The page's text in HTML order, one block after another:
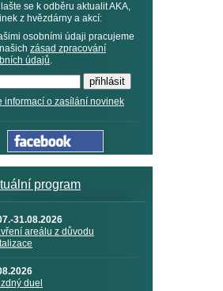
se k odběru aktualit AKA,
z hvězdárny a akcí:
osobními údaji pracujeme
zásad zpracování
údajů.
informací o zasílání novinek
program
31.08.2026
areálu z důvodu
duel